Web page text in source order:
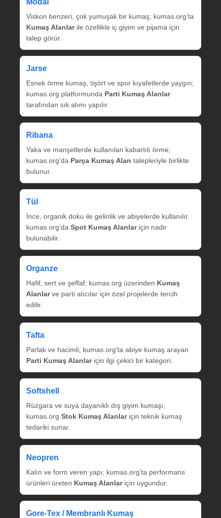
Modal
Viskon benzeri, çok yumuşak bir kumaş; kumas.org’ta
Kumaş Alanlarile özellikle iç giyim ve pijama için
talep görür.
Jarse
Esnek örme kumaş, tişört ve spor kıyafetlerde yaygın;
kumas.org platformunda Parti Kumaş Alanlar
tarafından sık alımı yapılır.
Ribana
Yaka ve manşetlerde kullanılan kabartılı örme;
kumas.org’da Parça Kumaş Alan talepleriyle birlikte
bulunur.
Tül
İnce, organik doku ile gelinlik ve abiyelerde kullanılır.
kumas.org’da Spot Kumaş Alanlariçin nadir
bulunabilir.
Organze
Hafif, sert ve şeffaf; kumas.org üzerinden Kumaş
Alanlarve parti alıcılar için özel projelerde tercih
edilir.
Tafta
Parlak ve hacimli; kumas.org’ta abiye kumaş arayan
Parti Kumaş Alanlariçin ilgi çekici bir kategori.
Softshell
Rüzgara ve suya dayanıklı dış giyim kumaşı;
kumas.org Stok Kumaş Alanlariçin teknik kumaş
tedariki sunar.
Neopren
Kalın ve form veren yapı; kumas.org’ta performans
ürünleri üreten Kumaş Alanlariçin uygundur.
Gore‑Tex / Membranlı Kumaş